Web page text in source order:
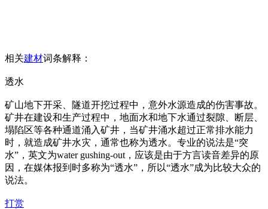
相关建材词条解释：
透水
矿山地下开采、隧道开挖过程中，意外水源造成的伤害事故。
矿井在建设和生产过程中，地面水和地下水通过裂隙、断层、
塌陷区等各种通道涌入矿井，当矿井涌水超过正常排水能力
时，就造成矿井水灾，通常也称为透水。专业的说法是“突
水”，英文为water gushing-out，应该是由于方言读音差异的原
因，在媒体报到时多称为“透水”，所以“透水”成为比较大众的
说法。
打赏